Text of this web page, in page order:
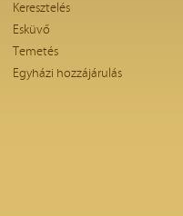
Keresztelés
Esküvő
Temetés
Egyházi hozzájárulás